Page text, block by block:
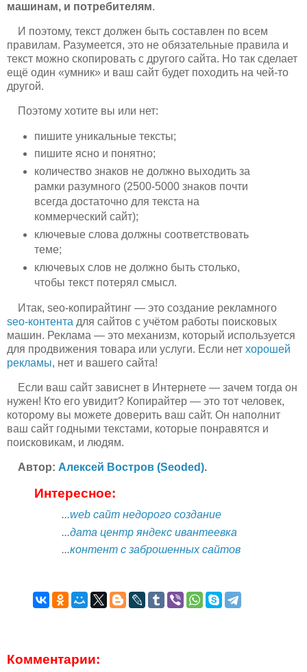
машинам, и потребителям.
И поэтому, текст должен быть составлен по всем
правилам. Разумеется, это не обязательные правила и
текст можно скопировать с другого сайта. Но так сделает
ещё один «умник» и ваш сайт будет походить на чей-то
другой.
Поэтому хотите вы или нет:
пишите уникальные тексты;
пишите ясно и понятно;
количество знаков не должно выходить за
рамки разумного (2500-5000 знаков почти
всегда достаточно для текста на
коммерческий сайт);
ключевые слова должны соответствовать
теме;
ключевых слов не должно быть столько,
чтобы текст потерял смысл.
Итак, seo-копирайтинг — это создание рекламного
seo-контента для сайтов с учётом работы поисковых
машин. Реклама — это механизм, который используется
для продвижения товара или услуги. Если нет хорошей
рекламы, нет и вашего сайта!
Если ваш сайт зависнет в Интернете — зачем тогда он
нужен! Кто его увидит? Копирайтер — это тот человек,
которому вы можете доверить ваш сайт. Он наполнит
ваш сайт годными текстами, которые понравятся и
поисковикам, и людям.
Автор: Алексей Востров (Seoded).
Интересное:
...web сайт недорого создание
...дата центр яндекс ивантеевка
...контент с заброшенных сайтов
Комментарии: